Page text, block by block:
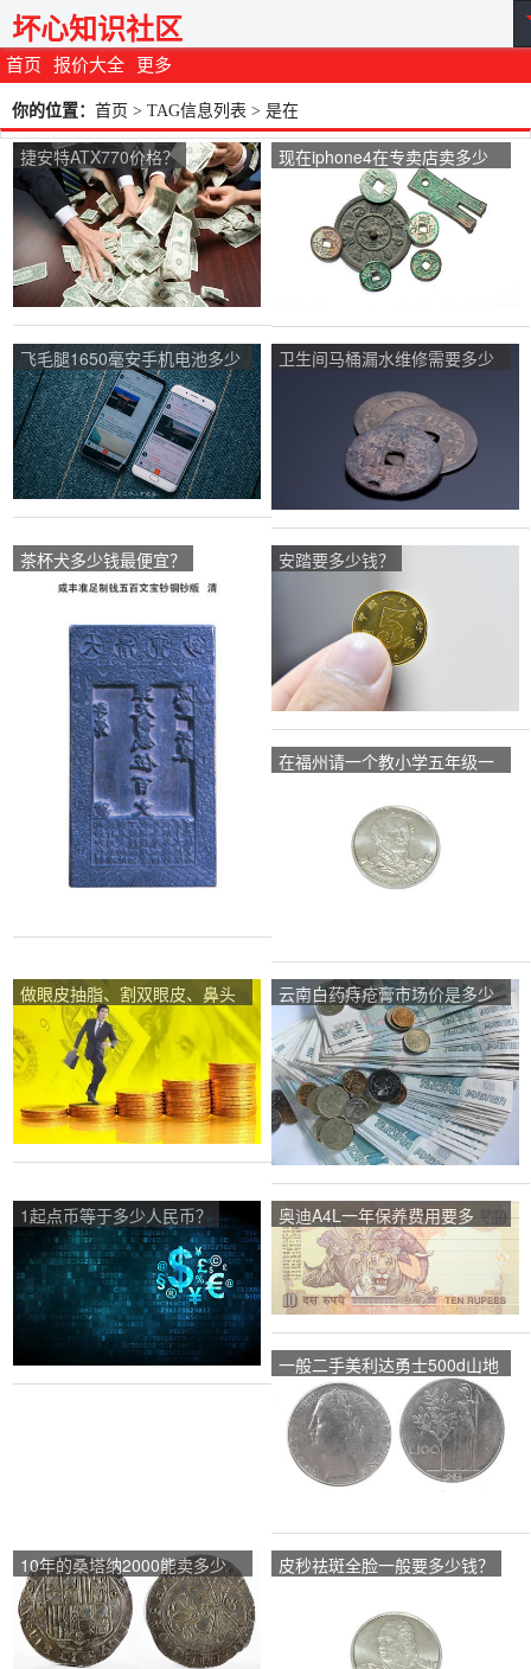
首页 报价大全 更多
坏心知识社区
你的位置： 首页 > TAG信息列表 > 是在
捷安特ATX770价格？
现在iphone4在专卖店卖多少
钱?白色和黑色价钱一样吗？
飞毛腿1650毫安手机电池多少
钱？
卫生间马桶漏水维修需要多少
茶杯犬多少钱最便宜？ 安踏要多少钱？
在福州请一个教小学五年级一
做眼皮抽脂、割双眼皮、鼻头
缩小一共大概多少钱？
云南白药痔疮膏市场价是多少
钱的啊？
1起点币等于多少人民币？
奥迪A4L一年保养费用要多
少？
一般二手美利达勇士500d山地
车七成新多少钱？
10年的桑塔纳2000能卖多少
钱？
皮秒祛斑全脸一般要多少钱？